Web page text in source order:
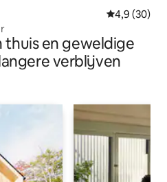
Gemiddelde
4,9 (30)
en geweldige
verblijven